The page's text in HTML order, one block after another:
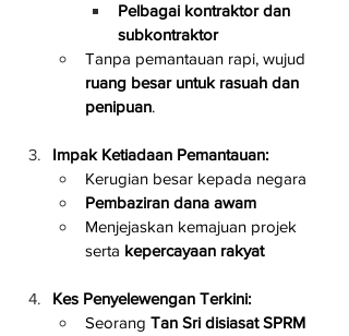
Pelbagai kontraktor dan
subkontraktor
Tanpa pemantauan rapi, wujud
ruang besar untuk rasuah dan
penipuan.
Impak Ketiadaan Pemantauan:
Kerugian besar kepada negara
Pembaziran dana awam
Menjejaskan kemajuan projek
serta kepercayaan rakyat
Kes Penyelewengan Terkini:
Seorang Tan Sri disiasat SPRM